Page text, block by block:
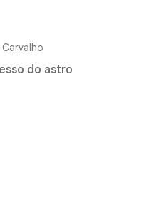
do astro